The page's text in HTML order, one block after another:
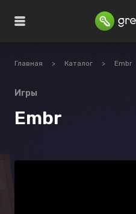
Главная > Каталог > Embr
Игры
Embr